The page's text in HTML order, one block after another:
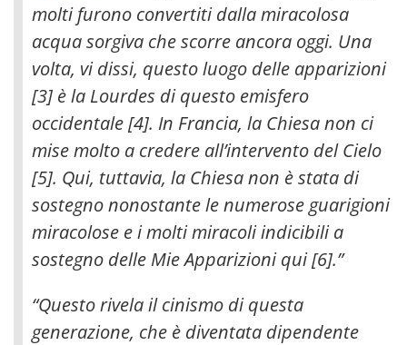
molti furono convertiti dalla miracolosa
acqua sorgiva che scorre ancora oggi. Una
volta, vi dissi, questo luogo delle apparizioni
[3] è la Lourdes di questo emisfero
occidentale [4]. In Francia, la Chiesa non ci
mise molto a credere all’intervento del Cielo
[5]. Qui, tuttavia, la Chiesa non è stata di
sostegno nonostante le numerose guarigioni
miracolose e i molti miracoli indicibili a
sostegno delle Mie Apparizioni qui [6].”
“Questo rivela il cinismo di questa
generazione, che è diventata dipendente